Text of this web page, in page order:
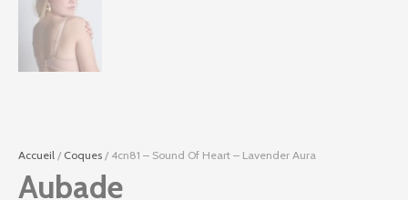
Accueil / Coques / 4cn81 – Sound Of Heart – Lavender Aura
Aubade